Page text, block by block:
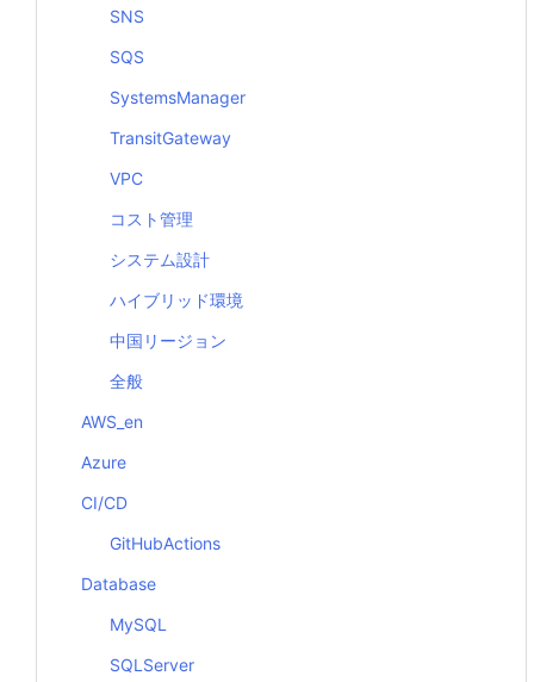
SNS
SQS
SystemsManager
TransitGateway
VPC
コスト管理
システム設計
ハイブリッド環境
中国リージョン
全般
AWS_en
Azure
CI/CD
GitHubActions
Database
MySQL
SQLServer